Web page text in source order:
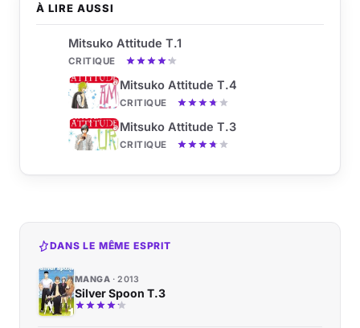
À LIRE AUSSI
Mitsuko Attitude T.1
CRITIQUE
Mitsuko Attitude T.4
CRITIQUE
Mitsuko Attitude T.3
CRITIQUE
DANS LE MÊME ESPRIT
MANGA 2013
Silver Spoon T.3